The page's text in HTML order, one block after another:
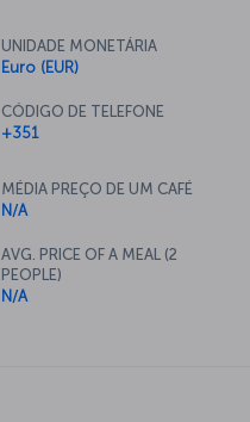
UNIDADE MONETÁRIA
Euro (EUR)
CÓDIGO DE TELEFONE
+351
MÉDIA PREÇO DE UM CAFÉ
N/A
AVG. PRICE OF A MEAL (2
PEOPLE)
N/A